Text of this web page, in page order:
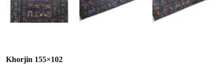
Khorjin 155×102